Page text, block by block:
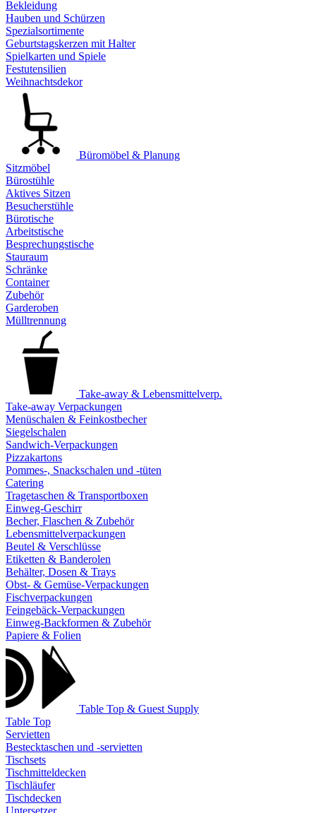
Bekleidung
Hauben und Schürzen
Spezialsortimente
Geburtstagskerzen mit Halter
Spielkarten und Spiele
Festutensilien
Weihnachtsdekor
Büromöbel & Planung
Sitzmöbel
Bürostühle
Aktives Sitzen
Besucherstühle
Bürotische
Arbeitstische
Besprechungstische
Stauraum
Schränke
Container
Zubehör
Garderoben
Mülltrennung
Take-away & Lebensmittelverp.
Take-away Verpackungen
Menüschalen & Feinkostbecher
Siegelschalen
Sandwich-Verpackungen
Pizzakartons
Pommes-, Snackschalen und -tüten
Catering
Tragetaschen & Transportboxen
Einweg-Geschirr
Becher, Flaschen & Zubehör
Lebensmittelverpackungen
Beutel & Verschlüsse
Etiketten & Banderolen
Behälter, Dosen & Trays
Obst- & Gemüse-Verpackungen
Fischverpackungen
Feingebäck-Verpackungen
Einweg-Backformen & Zubehör
Papiere & Folien
Table Top & Guest Supply
Table Top
Servietten
Bestecktaschen und -servietten
Tischsets
Tischmitteldecken
Tischläufer
Tischdecken